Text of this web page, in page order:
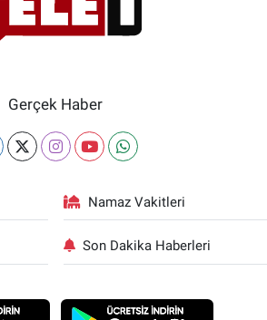
Gerçek Haber
Namaz Vakitleri
Son Dakika Haberleri